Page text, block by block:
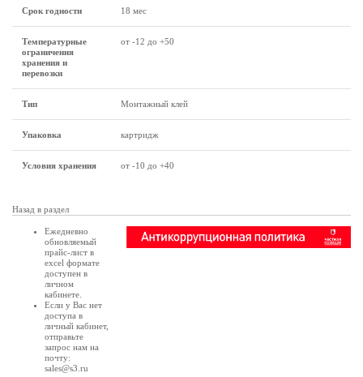
Срок годности 18 мес
Температурные
ограничения
хранения и
перевозки
от -12 до +50
Тип Монтажный клей
Упаковка картридж
Условия хранения от -10 до +40
Назад в раздел
Ежедневно
обновляемый
прайс-лист в
excel формате
доступен в
личном
кабинете
Если у Вас нет
доступа в
личный кабинет,
отправьте
запрос нам на
почту:
sales@s3.ru